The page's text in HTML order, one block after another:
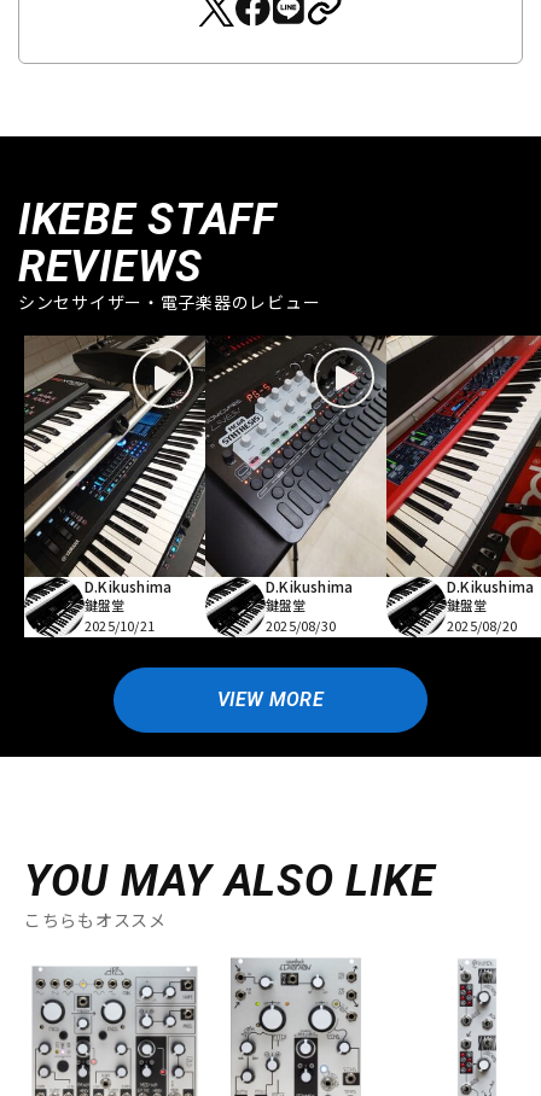
IKEBE STAFF
REVIEWS
シンセサイザー・電子楽器のレビュー
D.Kikushima
鍵盤堂
2025/10/21
D.Kikushima
鍵盤堂
2025/08/30
D.Kikushima
鍵盤堂
2025/08/20
VIEW MORE
YOU MAY ALSO LIKE
こちらもオススメ